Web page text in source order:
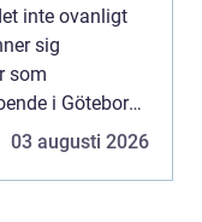
inte ovanligt
sig
som
i Göteborg
03 augusti 2026